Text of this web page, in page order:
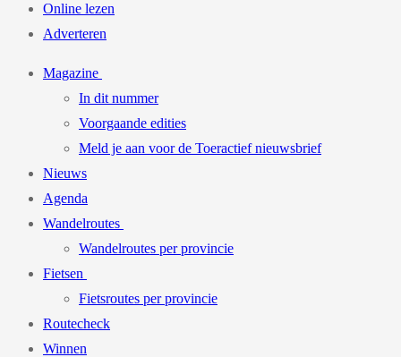
Online lezen
Adverteren
Magazine
In dit nummer
Voorgaande edities
Meld je aan voor de Toeractief nieuwsbrief
Nieuws
Agenda
Wandelroutes
Wandelroutes per provincie
Fietsen
Fietsroutes per provincie
Routecheck
Winnen